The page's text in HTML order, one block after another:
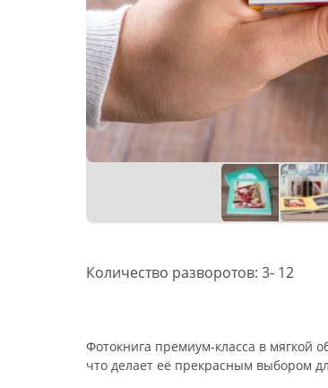
Количество разворотов: 3- 12
Фотокнига премиум-класса в мягкой
что делает её прекрасным выбором